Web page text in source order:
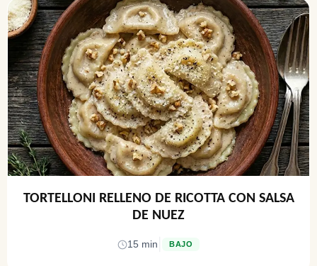
TORTELLONI RELLENO DE RICOTTA CON SALSA
DE NUEZ
15 min BAJO